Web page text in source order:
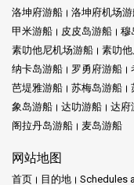
洛坤府游船
洛坤府机场
甲米游船
皮皮岛游船 穆
素叻他尼机场游船
素叻
纳卡岛游船
罗勇府游船
芭堤雅游船
苏梅岛游船
象岛游船
达叻游船 达府
阁拉丹岛游船
麦岛游船
网站地图
首页 目的地 Schedules